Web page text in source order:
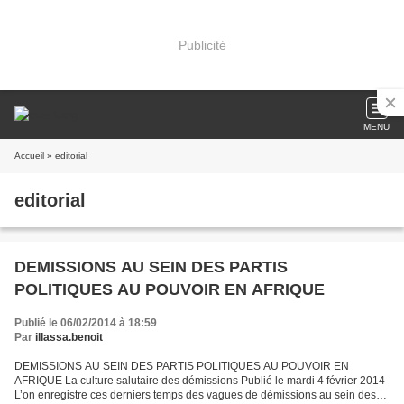
Publicité
MENU
Accueil » editorial
editorial
DEMISSIONS AU SEIN DES PARTIS
POLITIQUES AU POUVOIR EN AFRIQUE
Publié le 06/02/2014 à 18:59
Par illassa.benoit
DEMISSIONS AU SEIN DES PARTIS POLITIQUES AU POUVOIR EN
AFRIQUE La culture salutaire des démissions Publié le mardi 4 février 2014
L’on enregistre ces derniers temps des vagues de démissions au sein des